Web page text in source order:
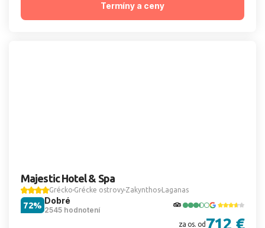
Termíny a ceny
Majestic Hotel & Spa
Grécko Grécke ostrovy Zakynthos Laganas
Dobré
2545 hodnotení
72%
za os. od 712 €